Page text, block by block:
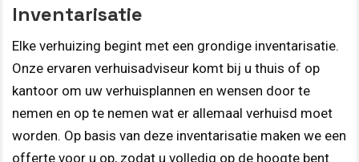
Inventarisatie
Elke verhuizing begint met een grondige inventarisatie.
Onze ervaren verhuisadviseur komt bij u thuis of op
kantoor om uw verhuisplannen en wensen door te
nemen en op te nemen wat er allemaal verhuisd moet
worden. Op basis van deze inventarisatie maken we een
offerte voor u op, zodat u volledig op de hoogte bent